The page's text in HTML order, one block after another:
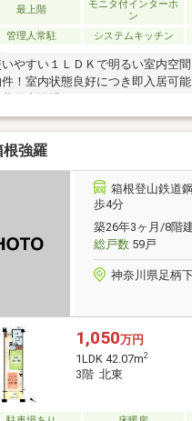
最上階
モニタ付インターホ
ン
管理人常駐 システムキッチン
やすい１ＬＤＫで明るい室内空
！室内状態良好につき即入居可能
共用大浴場あり！
根強羅
箱根登山鉄道
歩4分
築26年3ヶ月/8階
総戸数59戸
神奈川県足柄
1,050万円
1LDK 42.07m2
3階 北東